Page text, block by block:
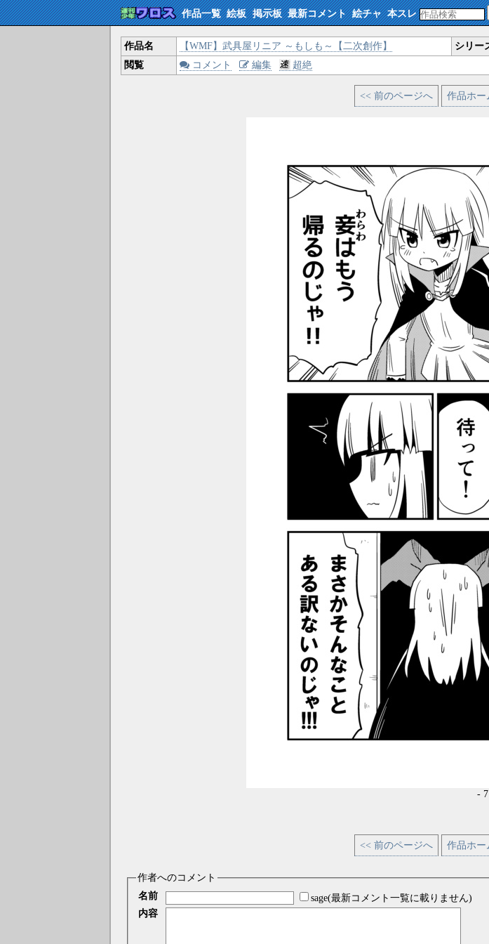
作品一覧 絵板 掲示板 最新コメント 絵チャ 本スレ
作品名 【WMF】武具屋リニア ～もしも～【二次創作】 シリー
閲覧
コメント 編集 超絶
<< 前のページへ 作品ホー
-
<< 前のページへ 作品ホー
作者へのコメント
名前
sage(最新コメント一覧に載りません)
内容